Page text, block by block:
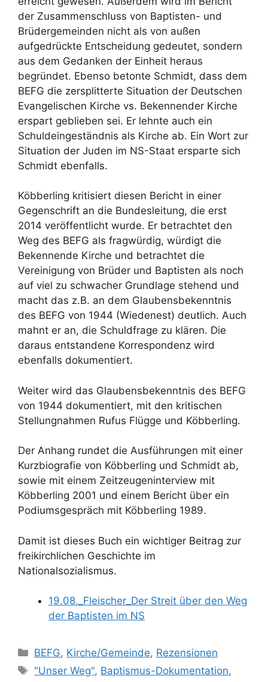
der Zusammenschluss von Baptisten- und
Brüdergemeinden nicht als von außen
aufgedrückte Entscheidung gedeutet, sondern
aus dem Gedanken der Einheit heraus
begründet. Ebenso betonte Schmidt, dass dem
BEFG die zersplitterte Situation der Deutschen
Evangelischen Kirche vs. Bekennender Kirche
erspart geblieben sei. Er lehnte auch ein
Schuldeingeständnis als Kirche ab. Ein Wort zur
Situation der Juden im NS-Staat ersparte sich
Schmidt ebenfalls.
Köbberling kritisiert diesen Bericht in einer
Gegenschrift an die Bundesleitung, die erst
2014 veröffentlicht wurde. Er betrachtet den
Weg des BEFG als fragwürdig, würdigt die
Bekennende Kirche und betrachtet die
Vereinigung von Brüder und Baptisten als noch
auf viel zu schwacher Grundlage stehend und
macht das z.B. an dem Glaubensbekenntnis
des BEFG von 1944 (Wiedenest) deutlich. Auch
mahnt er an, die Schuldfrage zu klären. Die
daraus entstandene Korrespondenz wird
ebenfalls dokumentiert.
Weiter wird das Glaubensbekenntnis des BEFG
von 1944 dokumentiert, mit den kritischen
Stellungnahmen Rufus Flügge und Köbberling.
Der Anhang rundet die Ausführungen mit einer
Kurzbiografie von Köbberling und Schmidt ab,
sowie mit einem Zeitzeugeninterview mit
Köbberling 2001 und einem Bericht über ein
Podiumsgespräch mit Köbberling 1989.
Damit ist dieses Buch ein wichtiger Beitrag zur
freikirchlichen Geschichte im
Nationalsozialismus.
19.08._Fleischer_Der Streit über den Weg
der Baptisten im NS
Kategorien
BEFG, Kirche/Gemeinde, Rezensionen
Schlagwörter
"Unser Weg", Baptismus-Dokumentation,